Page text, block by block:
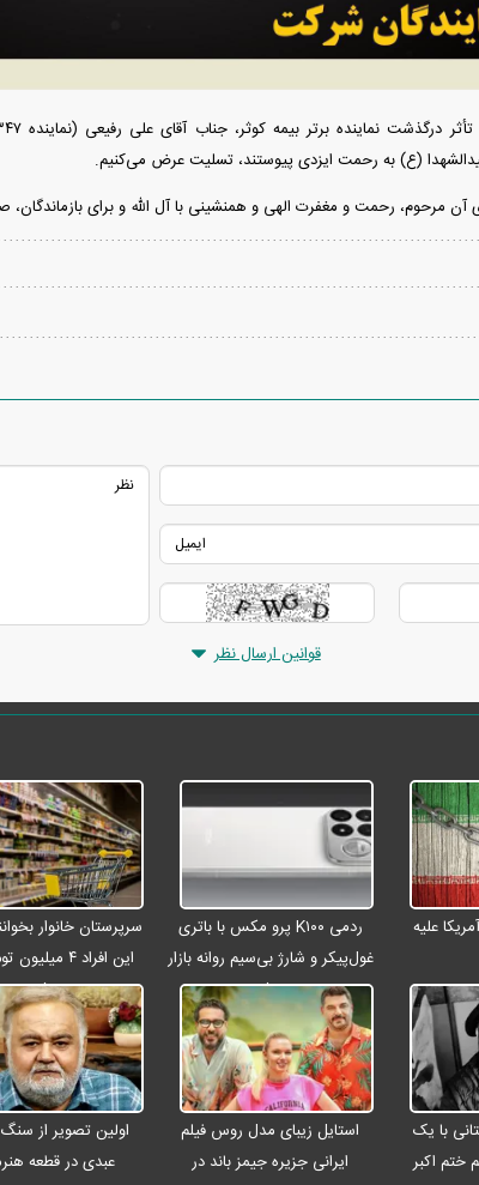
(ع) به رحمت ایزدی پیوستند، تسلیت عرض می‌کنیم.
آن مرحوم، رحمت و مغفرت الهی و همنشینی با آل الله و برای
قوانین ارسال نظر
علیه
ردمی K۱۰۰ پرو مکس با باتری
غول‌پیکر و شارژ بی‌سیم روانه بازار
می‌شود
سرپرستان خانوار
این افراد ۴
شد
با یک
ختم اکبر
استایل زیبای مدل روس فیلم
ایرانی جزیره جیمز باند در
اولین تصویر از سنگ
عبدی در قطعه